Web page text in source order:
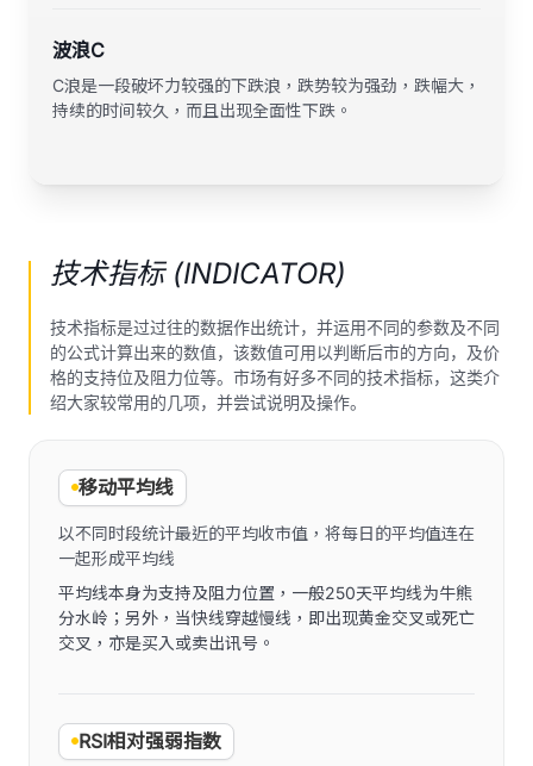
波浪C
C浪是一段破坏力较强的下跌浪，跌势较为强劲，跌幅大，
持续的时间较久，而且出现全面性下跌。
技术指标 (INDICATOR)
技术指标是过过往的数据作出统计，并运用不同的参数及不同
的公式计算出来的数值，该数值可用以判断后市的方向，及价
格的支持位及阻力位等。市场有好多不同的技术指标，这类介
绍大家较常用的几项，并尝试说明及操作。
移动平均线
以不同时段统计最近的平均收市值，将每日的平均值连在
一起形成平均线
平均线本身为支持及阻力位置，一般250天平均线为牛熊
分水岭；另外，当快线穿越慢线，即出现黄金交叉或死亡
交叉，亦是买入或卖出讯号。
RSI相对强弱指数